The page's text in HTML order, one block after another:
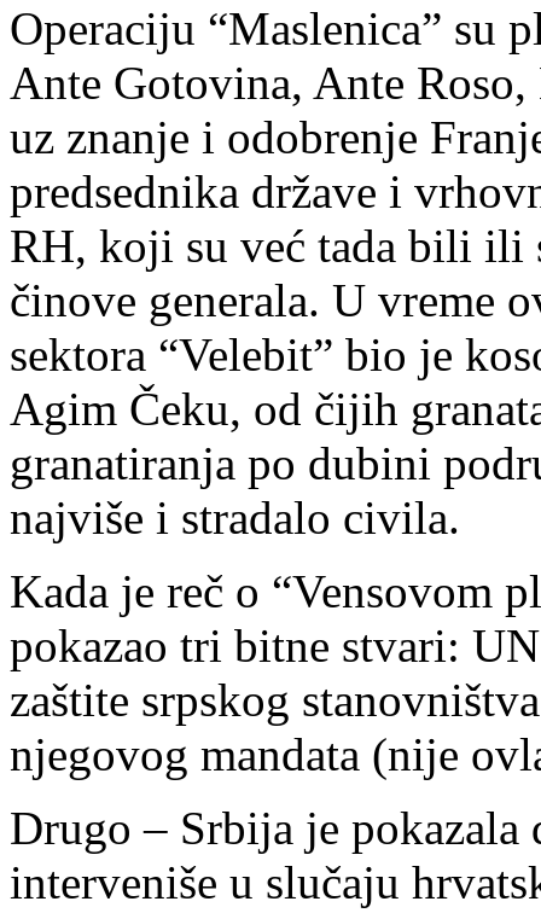
Operaciju “Maslenica” su
Ante Gotovina, Ante
uz znanje i odobrenje
predsednika države i
RH, koji su već tada bili ili
činove generala. U vreme
sektora “Velebit” bio je
Agim Čeku, od čijih
granatiranja po dubini
najviše i stradalo civila.
Kada je reč o “Vensovom
pokazao tri bitne stvari:
zaštite srpskog
njegovog mandata (nije
Drugo – Srbija je pokazala
interveniše u slučaju